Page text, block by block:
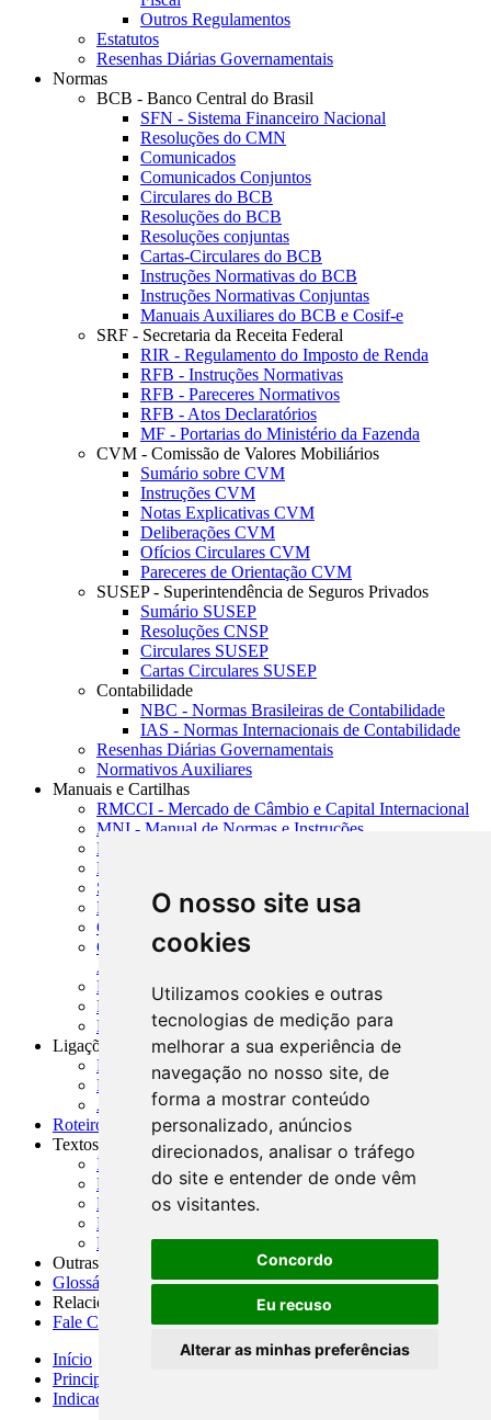
O nosso site usa
cookies
Utilizamos cookies e outras
tecnologias de medição para
melhorar a sua experiência de
navegação no nosso site, de
forma a mostrar conteúdo
personalizado, anúncios
direcionados, analisar o tráfego
do site e entender de onde vêm
os visitantes.
Concordo
Eu recuso
Alterar as minhas preferências
Outros Regulamentos
Estatutos
Resenhas Diárias Governamentais
Normas
BCB - Banco Central do Brasil
SFN - Sistema Financeiro Nacional
Resoluções do CMN
Comunicados
Comunicados Conjuntos
Circulares do BCB
Resoluções do BCB
Resoluções conjuntas
Cartas-Circulares do BCB
Instruções Normativas do BCB
Instruções Normativas Conjuntas
Manuais Auxiliares do BCB e Cosif-e
SRF - Secretaria da Receita Federal
RIR - Regulamento do Imposto de Renda
RFB - Instruções Normativas
RFB - Pareceres Normativos
RFB - Atos Declaratórios
MF - Portarias do Ministério da Fazenda
CVM - Comissão de Valores Mobiliários
Sumário sobre CVM
Instruções CVM
Notas Explicativas CVM
Deliberações CVM
Ofícios Circulares CVM
Pareceres de Orientação CVM
SUSEP - Superintendência de Seguros Privados
Sumário SUSEP
Resoluções CNSP
Circulares SUSEP
Cartas Circulares SUSEP
Contabilidade
NBC - Normas Brasileiras de Contabilidade
IAS - Normas Internacionais de Contabilidade
Resenhas Diárias Governamentais
Normativos Auxiliares
Manuais e Cartilhas
RMCCI - Mercado de Câmbio e Capital Internacional
MNI - Manual de Normas e Instruções
MTVM - Manual de Títulos e Valores Mobiliários
MCR - Manual de Crédito Rural
SISORF - Manual de Organização do SFN
MASUP - Manual de Supervisão Bancária
CADOC - Catálogo de Documentos
CNAE-CONCLA - Classificação Nacional de
Atividades Econômicas
PMF - Cartilhas do BCB
Manuais Auxiliares do BCB e Cosif-e
Resenhas Diárias Governamentais
Ligações Externas
Links Úteis
Presidência da República
Agências Nacionais Reguladoras
Roteiros para Estudos
Textos
Índice de Textos
Editorial
Monografias
Na Imprensa
Fórum de Discussão
Outras ferramentas
Glossário
Relacionamento
Fale Conosco
Início
Principais notícias
Indicadores